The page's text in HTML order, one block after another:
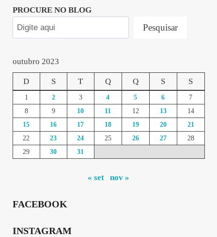
PROCURE NO BLOG
Pesquisar
outubro 2023
D S T Q Q S S
1 2 3 4 5 6
7
8
9 10 11 12 13
14
15
16 17 18 19 20
21
22
23 24 25 26 27
28
29
30 31
« set nov »
FACEBOOK
INSTAGRAM